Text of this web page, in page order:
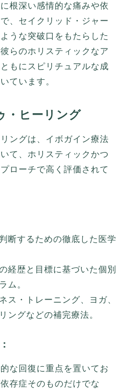
根深い感情的な痛みや依
、セイクリッド・ジャー
うな突破口をもたらした
らのホリスティックなア
もにスピリチュアルな成
ています。
・ヒーリング
ングは、イボガイン療法
て、ホリスティックかつ
ローチで高く評価されて
断するための徹底した医学
経歴と目標に基づいた個別
ム。
ス・トレーニング、ヨガ、
ングなどの補完療法。
な回復に重点を置いてお
存症そのものだけでな